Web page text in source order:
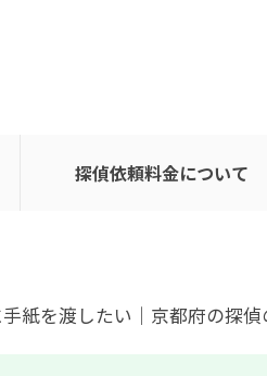
探偵依頼料金について
紙を渡したい｜京都府の探偵